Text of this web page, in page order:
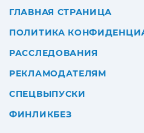
ГЛАВНАЯ СТРАНИЦА
ПОЛИТИКА
РАССЛЕДОВАНИЯ
РЕКЛАМОДАТЕЛЯМ
СПЕЦВЫПУСКИ
ФИНЛИКБЕЗ